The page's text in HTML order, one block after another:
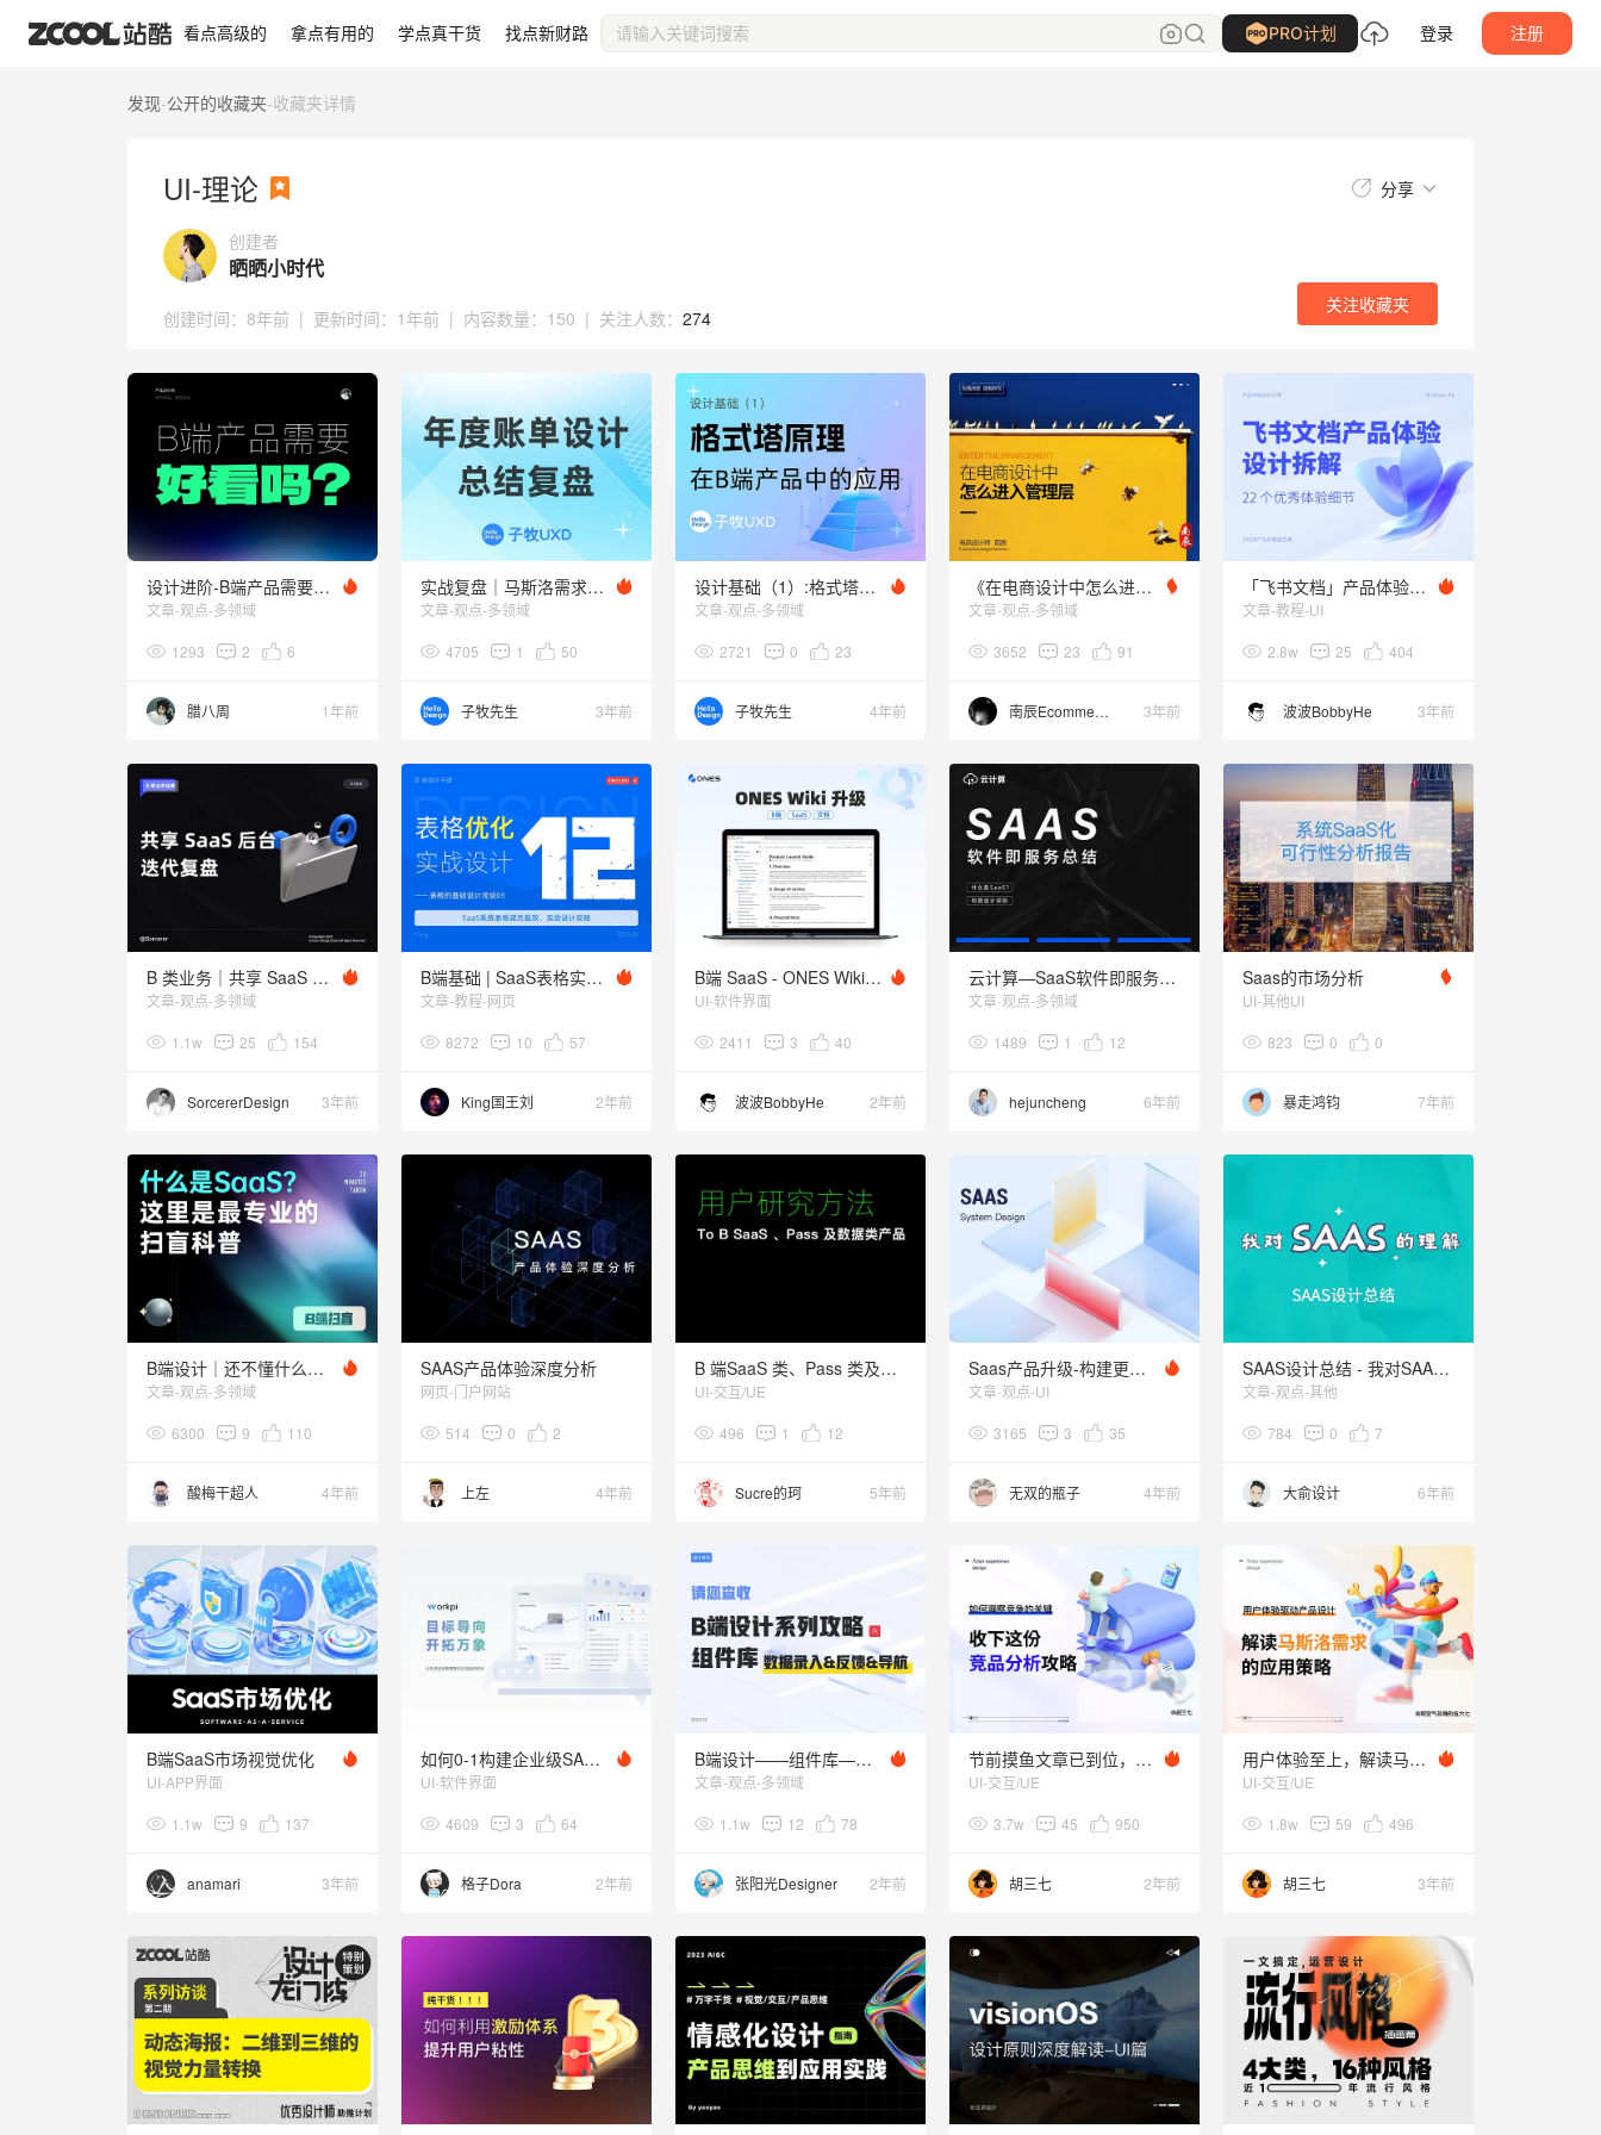
看点高级的 拿点有用的 学点真干货 找点新财路 PRO计划 登录 注册
发现-公开的收藏夹-收藏夹详情
UI-理论 分享
创建者
晒晒小时代
创建时间： 8年前 | 更新时间： 1年前 | 内容数量： 150 | 关注人数： 274
关注收藏夹
UI-理论 关注 收藏夹
设计进阶-B端产品需要好看？
文章-观点-多领域
1293 2 6
腊八周 1年前
实战复盘｜马斯洛需求层次理论在年度账单中的应用
文章-观点-多领域
4705 1 50
子牧先生 3年前
设计基础（1）:格式塔原理在B端产品中的应用
文章-观点-多领域
2721 0 23
子牧先生 4年前
《在电商设计中怎么进入管理层》
文章-观点-多领域
3652 23 91
南辰Ecommerce 3年前
「飞书文档」产品体验设计拆解丨22 个优秀体验细节
文章-教程-UI
2.8w 25 404
波波BobbyHe 3年前
B 类业务｜共享 SaaS 后台迭代复盘
文章-观点-多领域
1.1w 25 154
SorcererDesign 3年前
B端基础 | SaaS表格实战优化设计
文章-教程-网页
8272 10 57
King国王刘 2年前
B端 SaaS - ONES Wiki v3.14 升级
UI-软件界面
2411 3 40
波波BobbyHe 2年前
云计算—SaaS软件即服务总结
文章-观点-多领域
1489 1 12
hejuncheng 6年前
Saas的市场分析
UI-其他UI
823 0 0
暴走鸿钧 7年前
B端设计｜还不懂什么是SaaS？一篇最专业的扫盲科普
文章-观点-多领域
6300 9 110
酸梅干超人 4年前
SAAS产品体验深度分析
网页-门户网站
514 0 2
上左 4年前
B 端SaaS 类、Pass 类及数据类产品——用户研究方法
UI-交互/UE
496 1 12
Sucre的珂 5年前
Saas产品升级-构建更加包容的色彩体系
文章-观点-UI
3165 3 35
无双的瓶子 4年前
SAAS设计总结 - 我对SAAS的理解
文章-观点-其他
784 0 7
大俞设计 6年前
B端SaaS市场视觉优化
UI-APP界面
1.1w 9 137
anamari 3年前
如何0-1构建企业级SAAS服务平台——workpi产品总结
UI-软件界面
4609 3 64
格子Dora 2年前
B端设计——组件库—数据录入&反馈&导航
文章-观点-多领域
1.1w 12 78
张阳光Designer 2年前
节前摸鱼文章已到位，收下这份竞品分析攻略
UI-交互/UE
3.7w 45 950
胡三七 2年前
用户体验至上，解读马斯洛需求的应用策略
UI-交互/UE
1.8w 59 496
胡三七 3年前